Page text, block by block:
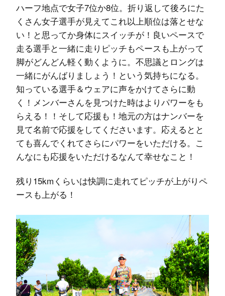
ハーフ地点で女子7位か8位。折り返して後ろにた
くさん女子選手が見えてこれ以上順位は落とせな
い！と思ってか身体にスイッチが！良いペースで
走る選手と一緒に走りピッチもペースも上がって
脚がどんどん軽く動くように。不思議とロングは
一緒にがんばりましょう！という気持ちになる。
知っている選手＆ウェアに声をかけてさらに動
く！メンバーさんを見つけた時はよりパワーをも
らえる！！そして応援も！地元の方はナンバーを
見て名前で応援をしてくださいます。応えるとと
ても喜んでくれてさらにパワーをいただける。こ
んなにも応援をいただけるなんて幸せなこと！
残り15kmくらいは快調に走れてピッチが上がりペ
ースも上がる！